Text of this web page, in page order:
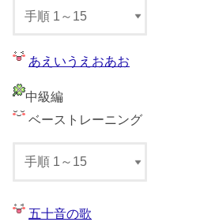
あえいうえおあお
中級編
ベーストレーニング
五十音の歌